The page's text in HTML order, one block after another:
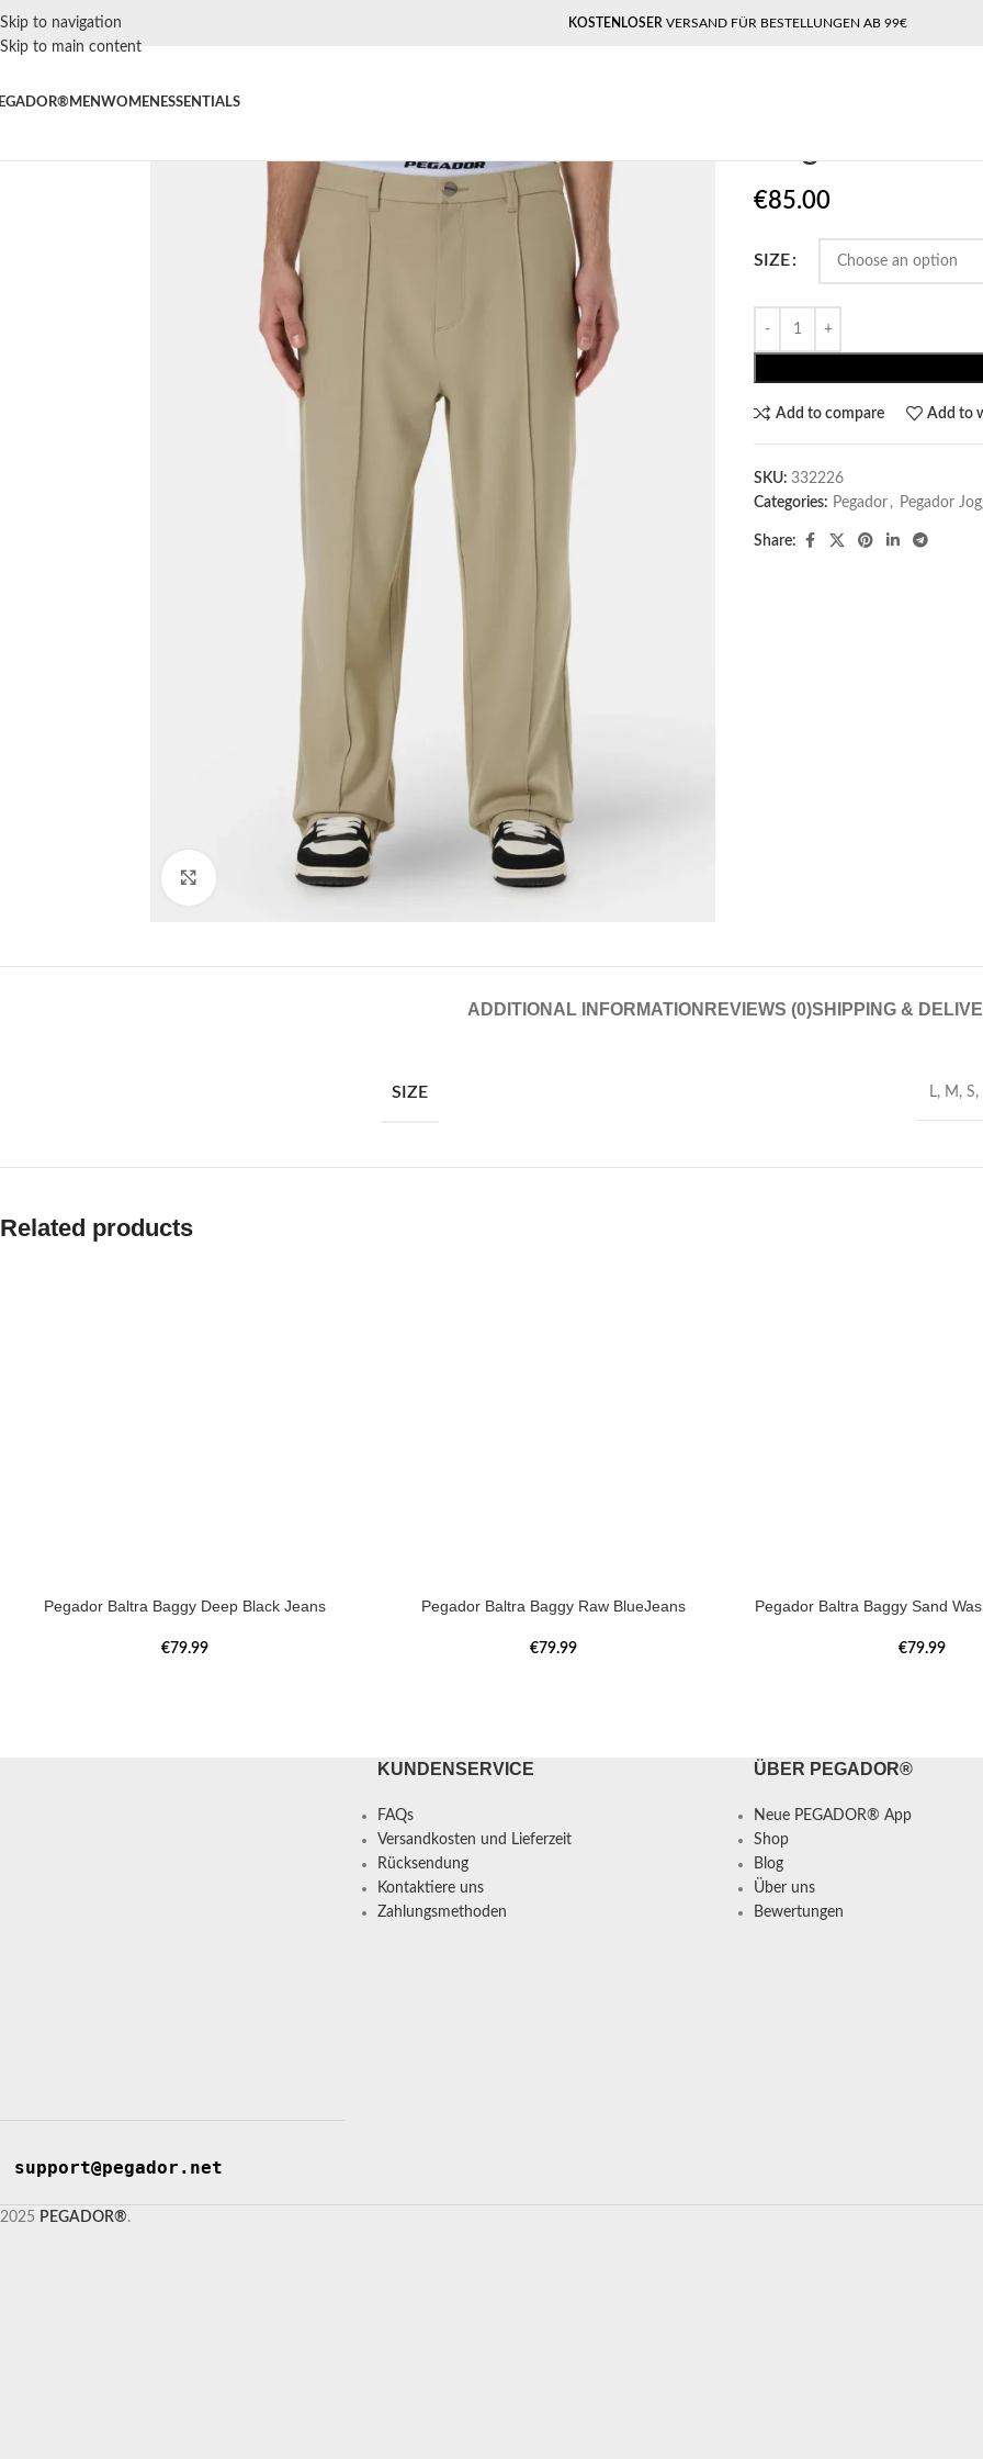
Skip to navigation
Skip to main content
KOSTENLOSER VERSAND FÜR BESTELLUNGEN AB 99€
MENWOMEN ESSENTIALS
Click to enlarge
€85.00
SIZE
Add to compare Add to
SKU: 332226
Categories: Pegador​ , Pegador
Share:
ADDITIONAL INFORMATION REVIEWS (0)SHIPPING &
SIZE L, M , S,
Related products
Pegador Baltra Baggy Deep Black Jeans
€79.99
Pegador Baltra Baggy Raw BlueJeans
€79.99
Pegador Baltra Baggy Sand
€79.99
support@pegador.net
KUNDENSERVICE
FAQs
Versandkosten und Lieferzeit
Rücksendung
Kontaktiere uns
Zahlungsmethoden
ÜBER PEGADOR®
Neue PEGADOR® App
Shop
Blog
Über uns
Bewertungen
2025 PEGADOR®.